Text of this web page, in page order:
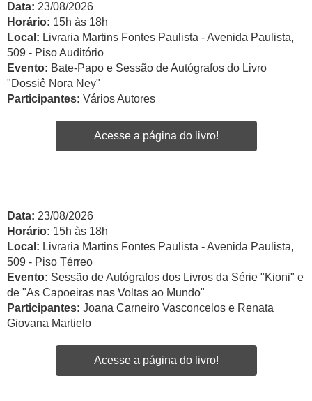
Data: 23/08/2026
Horário: 15h às 18h
Local: Livraria Martins Fontes Paulista - Avenida Paulista,
509 - Piso Auditório
Evento: Bate-Papo e Sessão de Autógrafos do Livro
"Dossiê Nora Ney"
Participantes: Vários Autores
Acesse a página do livro!
Data: 23/08/2026
Horário: 15h às 18h
Local: Livraria Martins Fontes Paulista - Avenida Paulista,
509 - Piso Térreo
Evento: Sessão de Autógrafos dos Livros da Série "Kioni" e
de "As Capoeiras nas Voltas ao Mundo"
Participantes: Joana Carneiro Vasconcelos e Renata
Giovana Martielo
Acesse a página do livro!